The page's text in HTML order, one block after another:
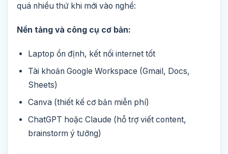
quá nhiều thứ khi mới vào nghề:
Nền tảng và công cụ cơ bản:
Laptop ổn định, kết nối internet tốt
Tài khoản Google Workspace (Gmail, Docs,
Sheets)
Canva (thiết kế cơ bản miễn phí)
ChatGPT hoặc Claude (hỗ trợ viết content,
brainstorm ý tưởng)